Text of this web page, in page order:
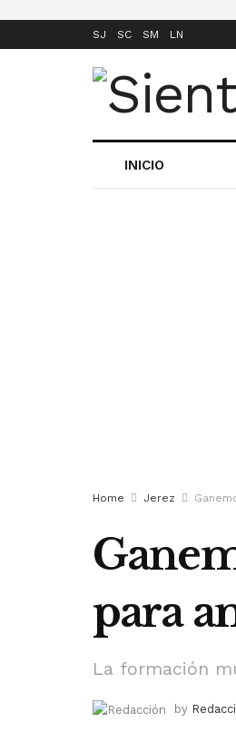
SJ SC SM LN
INICIO
Home Jerez
para
La formación
by